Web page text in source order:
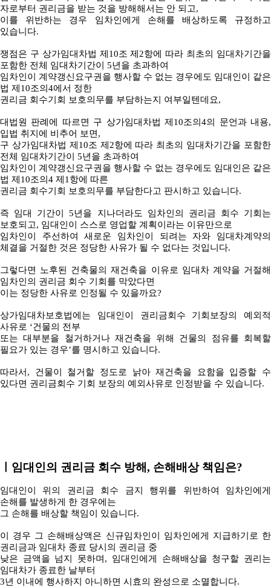
자로부터 권리금을 받는 것을 방해해서는 안 되고,
이를 위반하는 경우 임차인에게 손해를 배상하도록 규정하고
있습니다.
쟁점은 구 상가임대차법 제10조 제2항에 따라 최초의 임대차기간을
포함한 전체 임대차기간이 5년을 초과하여
임차인이 계약갱신요구권을 행사할 수 없는 경우에도 임대인이 같은
법 제10조의4에서 정한
권리금 회수기회 보호의무를 부담하는지 여부일텐데요,
대법원 판례에 따르면 구 상가임대차법 제10조의4의 문언과 내용,
입법 취지에 비추어 보면,
구 상가임대차법 제10조 제2항에 따라 최초의 임대차기간을 포함한
전체 임대차기간이 5년을 초과하여
임차인이 계약갱신요구권을 행사할 수 없는 경우에도 임대인은 같은
법 제10조의4 제1항에 따른
권리금 회수기회 보호의무를 부담한다고 판시하고 있습니다.
즉 임대 기간이 5년을 지나더라도 임차인의 권리금 회수 기회는
보호되고, 임대인이 스스로 영업할 계획이라는 이유만으로
임차인이 주선하여 새로운 임차인이 되려는 자와 임대차계약의
체결을 거절한 것은 정당한 사유가 될 수 없다는 것입니다.
그렇다면 노후된 건축물의 재건축을 이유로 임대차 계약을 거절해
임차인의 권리금 회수 기회를 막았다면
이는 정당한 사유로 인정될 수 있을까요?
상가임대차보호법에는 임대인이 권리금회수 기회보장의 예외적
사유로 ‘건물의 전부
또는 대부분을 철거하거나 재건축을 위해 건물의 점유를 회복할
필요가 있는 경우’를 명시하고 있습니다.
따라서, 건물이 철거할 정도로 낡아 재건축을 요함을 입증할 수
있다면 권리금회수 기회 보장의 예외사유로 인정받을 수 있습니다.
임대인의 권리금 회수 방해, 손해배상 책임은?
임대인이 위의 권리금 회수 금지 행위를 위반하여 임차인에게
손해를 발생하게 한 경우에는
그 손해를 배상할 책임이 있습니다.
이 경우 그 손해배상액은 신규임차인이 임차인에게 지급하기로 한
권리금과 임대차 종료 당시의 권리금 중
낮은 금액을 넘지 못하며, 임대인에게 손해배상을 청구할 권리는
임대차가 종료한 날부터
3년 이내에 행사하지 아니하면 시효의 완성으로 소멸합니다.